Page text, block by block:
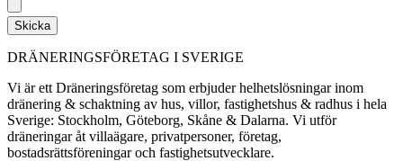
Skicka
DRÄNERINGSFÖRETAG I SVERIGE
Vi är ett Dräneringsföretag som erbjuder helhetslösningar inom
dränering & schaktning av hus, villor, fastighetshus & radhus i hela
Sverige: Stockholm, Göteborg, Skåne & Dalarna. Vi utför
dräneringar åt villaägare, privatpersoner, företag,
bostadsrättsföreningar och fastighetsutvecklare.